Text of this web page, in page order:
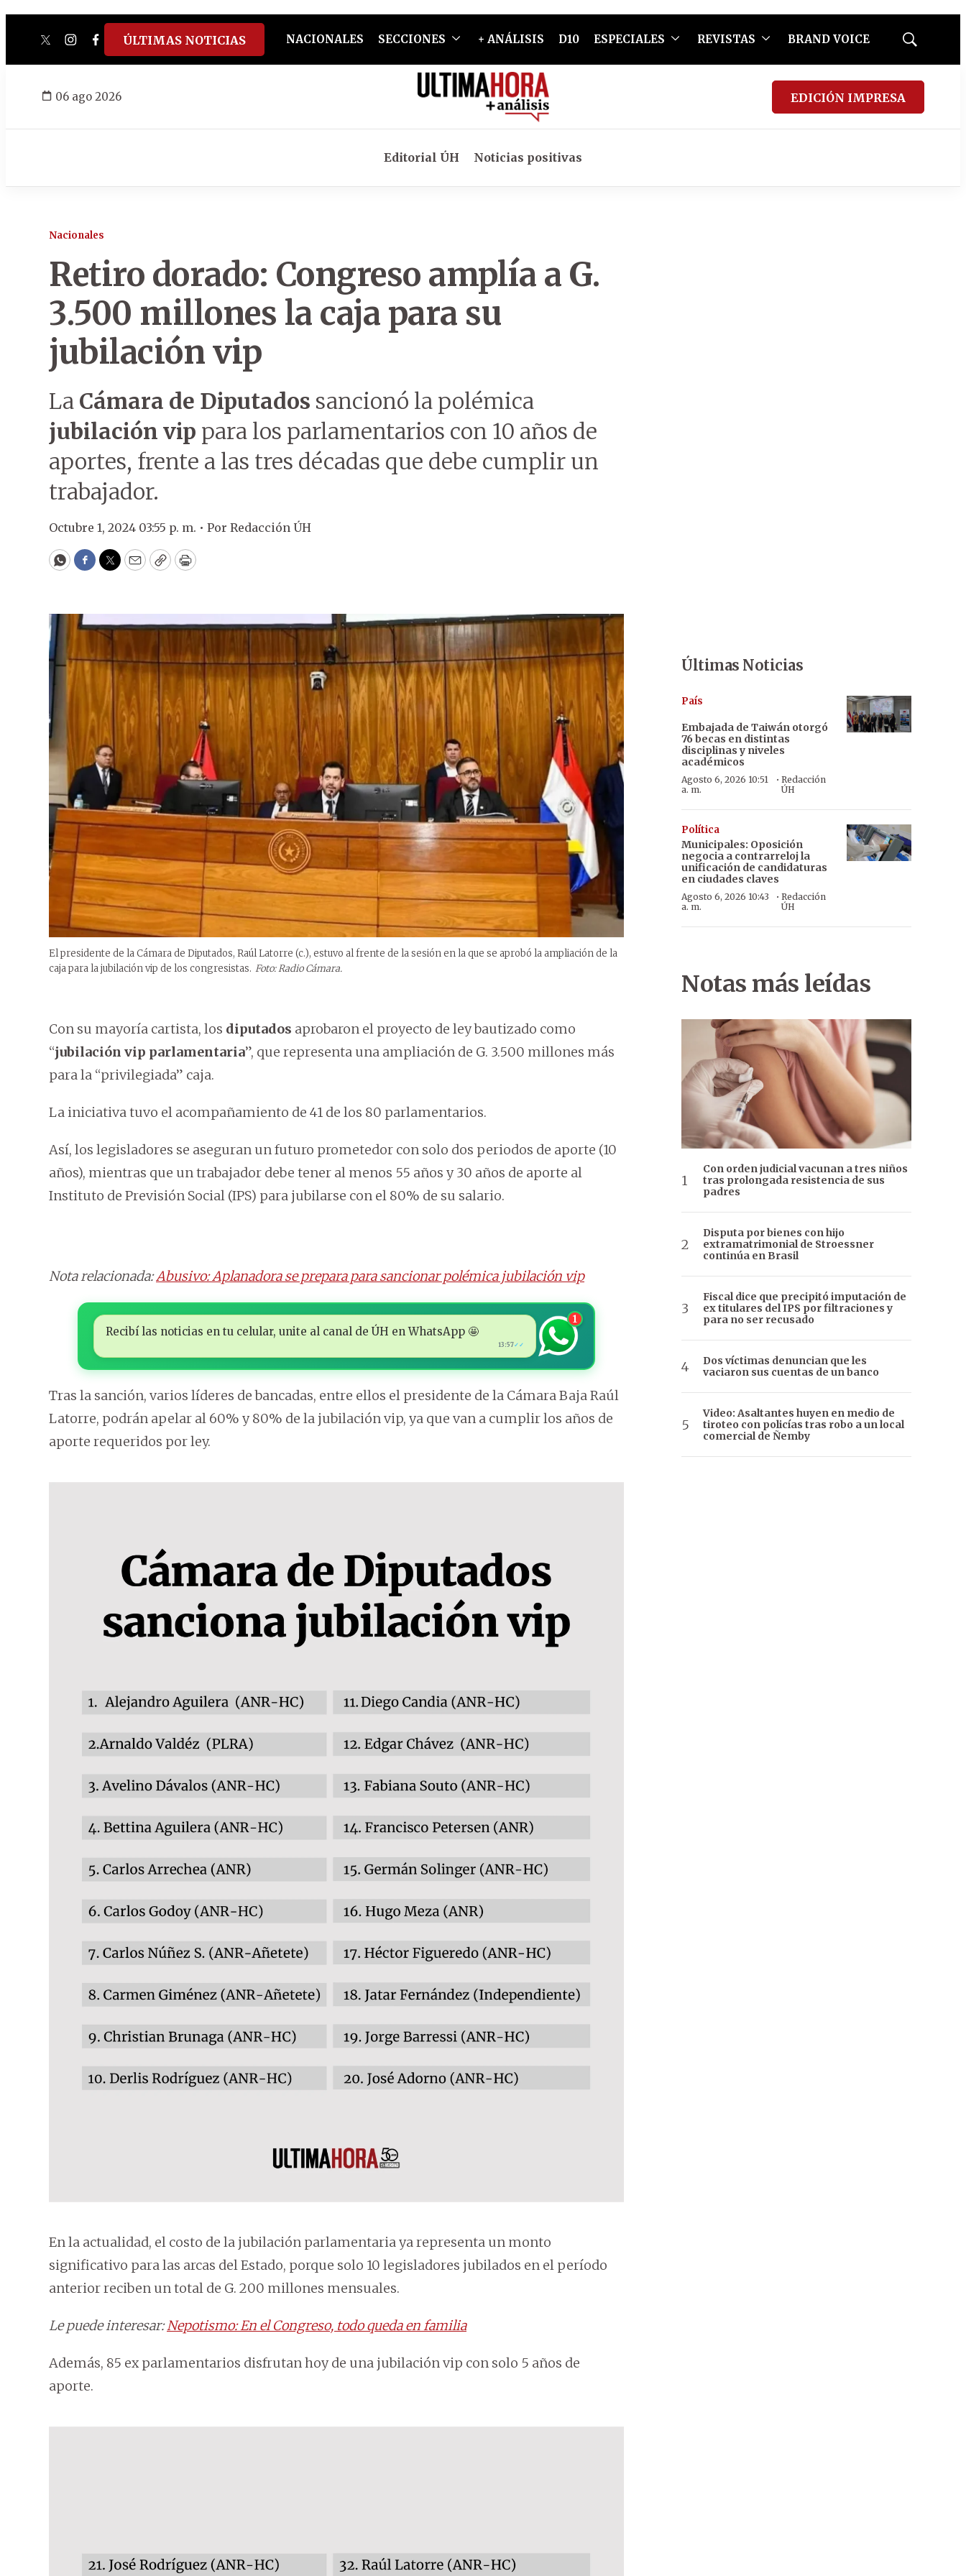
twitterinstagram
facebook
tiktokyoutube
spotify
ÚLTIMAS NOTICIAS NACIONALES SECCIONES + ANÁLISIS D10 ESPECIALES REVISTAS BRAND VOICE
Mostrar
06 ago 2026 EDICIÓN IMPRESA
Editorial ÚH Noticias positivas
Nacionales
Retiro dorado: Congreso amplía a G.
3.500 millones la caja para su
jubilación vip
La Cámara de Diputados sancionó la polémica
jubilación vip para los parlamentarios con 10 años de
aportes, frente a las tres décadas que debe cumplir un
trabajador.
Octubre 1, 2024 03:55 p. m. • Por Redacción ÚH
WhatsApp
Facebook
Twitter
EmailCopyPrint
El presidente de la Cámara de Diputados, Raúl Latorre (c.), estuvo al frente de la sesión en la que se aprobó la ampliación de la
caja para la jubilación vip de los congresistas. Foto: Radio Cámara.
Con su mayoría cartista, los diputados aprobaron el proyecto de ley bautizado como
“jubilación vip parlamentaria”, que representa una ampliación de G. 3.500 millones más
para la “privilegiada” caja.
La iniciativa tuvo el acompañamiento de 41 de los 80 parlamentarios.
Así, los legisladores se aseguran un futuro prometedor con solo dos periodos de aporte (10
años), mientras que un trabajador debe tener al menos 55 años y 30 años de aporte al
Instituto de Previsión Social (IPS) para jubilarse con el 80% de su salario.
Nota relacionada:Abusivo: Aplanadora se prepara para sancionar polémica jubilación vip
Recibí las noticias en tu celular, unite al canal de ÚH en WhatsApp 🤩
13:57✓✓
1
Tras la sanción, varios líderes de bancadas, entre ellos el presidente de la Cámara Baja Raúl
Latorre, podrán apelar al 60% y 80% de la jubilación vip, ya que van a cumplir los años de
aporte requeridos por ley.
En la actualidad, el costo de la jubilación parlamentaria ya representa un monto
significativo para las arcas del Estado, porque solo 10 legisladores jubilados en el período
anterior reciben un total de G. 200 millones mensuales.
Le puede interesar:Nepotismo: En el Congreso, todo queda en familia
Además, 85 ex parlamentarios disfrutan hoy de una jubilación vip con solo 5 años de
aporte.
Últimas Noticias
País
Embajada de Taiwán otorgó
76 becas en distintas
disciplinas y niveles
académicos
Agosto 6, 2026 10:51
a. m.
· Redacción
ÚH
Política
Municipales: Oposición
negocia a contrarreloj la
unificación de candidaturas
en ciudades claves
Agosto 6, 2026 10:43
a. m.
·Redacción
ÚH
Notas más leídas
Con orden judicial vacunan a tres niños
tras prolongada resistencia de sus
padres
Disputa por bienes con hijo
extramatrimonial de Stroessner
continúa en Brasil
Fiscal dice que precipitó imputación de
ex titulares del IPS por filtraciones y
para no ser recusado
Dos víctimas denuncian que les
vaciaron sus cuentas de un banco
Video: Asaltantes huyen en medio de
tiroteo con policías tras robo a un local
comercial de Ñemby